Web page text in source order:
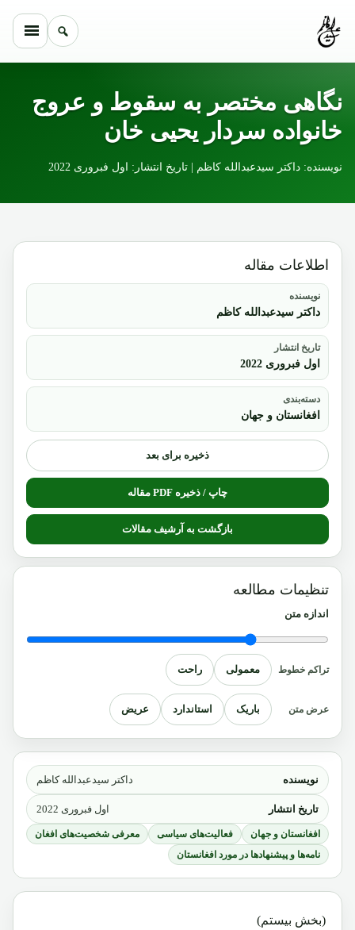
نگاهی مختصر به سقوط و عروج
خانواده سردار یحیی خان
نویسنده: داکتر سیدعبدالله کاظم | تاریخ انتشار: اول فبروری 2022
نویسنده داکتر سیدعبدالله کاظم
تاریخ انتشار اول فبروری 2022
افغانستان و جهان فعالیت‌های سیاسی
معرفی شخصیت‌های افغان
نامه‌ها و پیشنهادها در مورد افغانستان
(بخش بیستم)
اطلاعات مقاله
نویسنده
داکتر سیدعبدالله کاظم
تاریخ انتشار
اول فبروری 2022
دسته‌بندی
افغانستان و جهان
ذخیره برای بعد
چاپ / ذخیره PDF مقاله
بازگشت به آرشیف مقالات
تنظیمات مطالعه
اندازه متن
تراکم خطوط معمولی راحت
عرض متن باریک استاندارد عریض